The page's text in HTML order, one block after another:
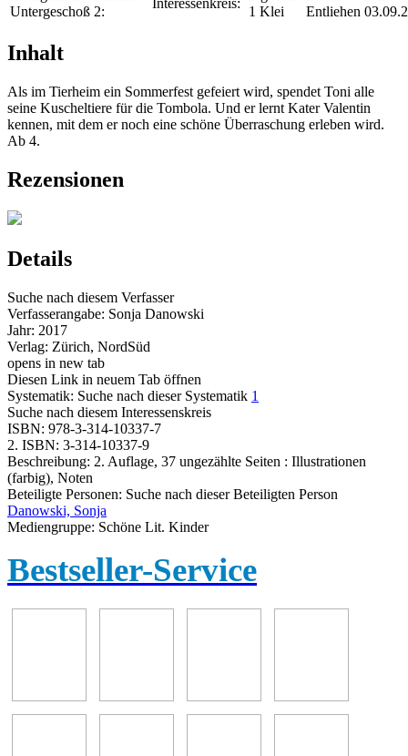
Untergeschoß 2:
Interessenkreis:
1 Klei
Entliehen
Inhalt
Als im Tierheim ein Sommerfest gefeiert wird, spendet Toni alle
seine Kuscheltiere für die Tombola. Und er lernt Kater Valentin
kennen, mit dem er noch eine schöne Überraschung erleben wird.
Ab 4.
Rezensionen
Details
Suche nach diesem Verfasser
Verfasserangabe: Sonja Danowski
Jahr: 2017
Verlag: Zürich, NordSüd
opens in new tab
Diesen Link in neuem Tab öffnen
Systematik: Suche nach dieser Systematik 1
Suche nach diesem Interessenskreis
ISBN: 978-3-314-10337-7
2. ISBN: 3-314-10337-9
Beschreibung: 2. Auflage, 37 ungezählte Seiten : Illustrationen
(farbig), Noten
Beteiligte Personen: Suche nach dieser Beteiligten Person
Danowski, Sonja
Mediengruppe: Schöne Lit. Kinder
Bestseller-Service